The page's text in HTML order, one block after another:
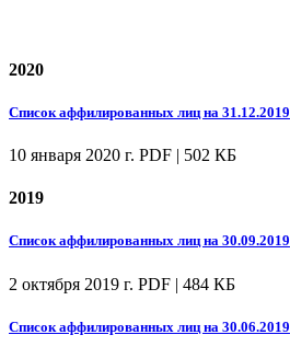
2020
Список аффилированных лиц на 31.12.2019
10 января 2020 г. PDF | 502 КБ
2019
Список аффилированных лиц на 30.09.2019
2 октября 2019 г. PDF | 484 КБ
Список аффилированных лиц на 30.06.2019